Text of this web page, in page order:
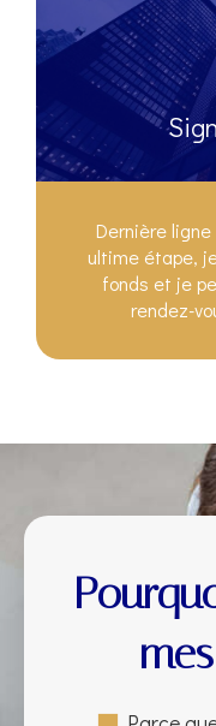
Dernière
ultime étape,
fonds et je
rendez-